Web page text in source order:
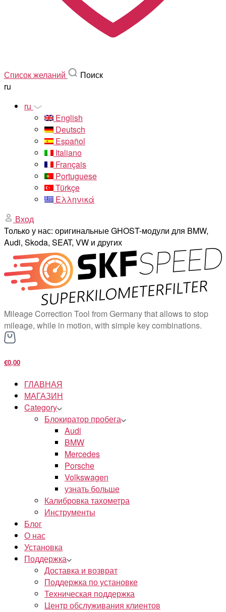
Список желаний
Поиск
ru
ru
English
Deutsch
Español
Italiano
Français
Portuguese
Türkçe
Ελληνικά
Вход
Только у нас: оригинальные GHOST-модули для BMW,
Audi, Skoda, SEAT, VW и других
Mileage Correction Tool from Germany that allows to stop
mileage, while in motion, with simple key combinations.
€0,00
ГЛАВНАЯ
МАГАЗИН
Category
Блокиратор пробега
Audi
BMW
Mercedes
Porsche
Volkswagen
узнать больше
Калибровка тахометра
Инструменты
Блог
О нас
Установка
Поддержка
Доставка и возврат
Поддержка по установке
Техническая поддержка
Центр обслуживания клиентов